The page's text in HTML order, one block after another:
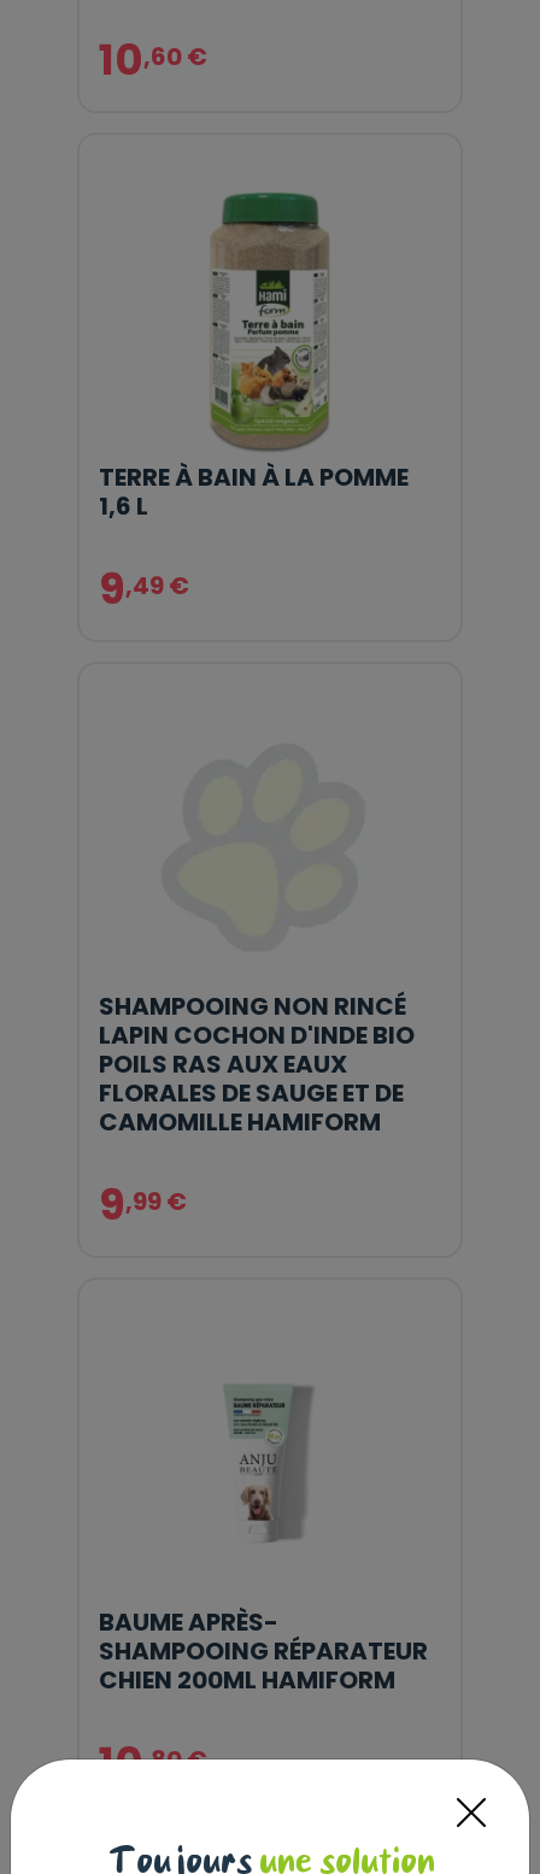
10,60 €
TERRE À BAIN À LA POMME
1,6 L
9,49 €
SHAMPOOING NON RINCÉ
LAPIN COCHON D'INDE BIO
POILS RAS AUX EAUX
FLORALES DE SAUGE ET DE
CAMOMILLE HAMIFORM
9,99 €
BAUME APRÈS-
SHAMPOOING RÉPARATEUR
CHIEN 200ML HAMIFORM
10,80 €
Toujours une solution